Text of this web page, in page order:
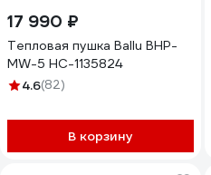
17 990 ₽
Тепловая пушка Ballu BHP-
MW-5 НС-1135824
4.6(82)
В корзину